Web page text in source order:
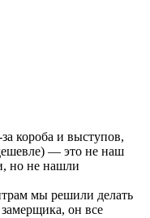
короба и выступов,
— это не наш
но не нашли
мы решили делать
он все